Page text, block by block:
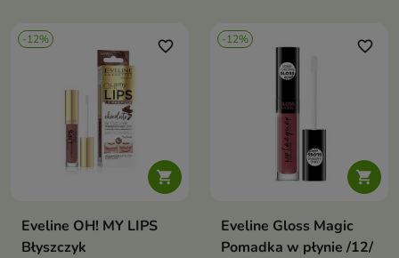
-12%

favorite_border
Eveline OH! MY LIPS
Błyszczyk
-12%

favorite_border
Eveline Gloss Magic
Pomadka w płynie /12/